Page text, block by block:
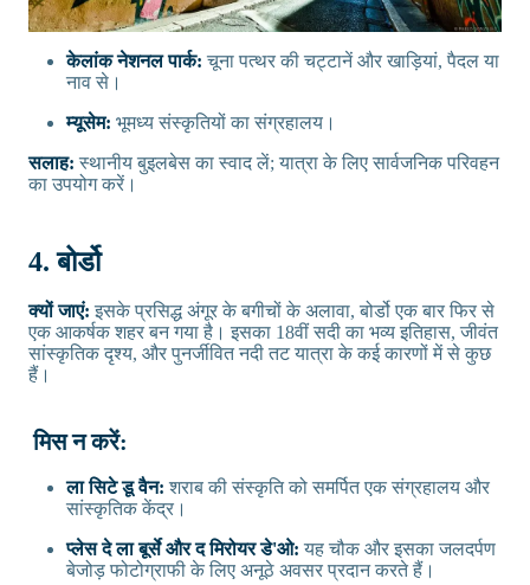
केलांक नेशनल पार्क: चूना पत्थर की चट्टानें और खाड़ियां, पैदल या
नाव से।
म्यूसेम: भूमध्य संस्कृतियों का संग्रहालय।
सलाह:स्थानीय बुइलबेस का स्वाद लें; यात्रा के लिए सार्वजनिक परिवहन
का उपयोग करें।
4. बोर्डो
क्यों जाएं: इसके प्रसिद्ध अंगूर के बगीचों के अलावा, बोर्डो एक बार फिर से
एक आकर्षक शहर बन गया है। इसका 18वीं सदी का भव्य इतिहास, जीवंत
सांस्कृतिक दृश्य, और पुनर्जीवित नदी तट यात्रा के कई कारणों में से कुछ
हैं।
मिस न करें:
ला सिटे डू वैन:शराब की संस्कृति को समर्पित एक संग्रहालय और
सांस्कृतिक केंद्र।
प्लेस दे ला बूर्से और द मिरोयर डे'ओ:यह चौक और इसका जलदर्पण
बेजोड़ फोटोग्राफी के लिए अनूठे अवसर प्रदान करते हैं।